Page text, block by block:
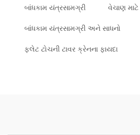
બાંધકામ યંત્રસામગ્રી વેચાણ
બાંધકામ યંત્રસામગ્રી અને સાધનો
ફ્લેટ ટોચની ટાવર ક્રેનના ફાયદા